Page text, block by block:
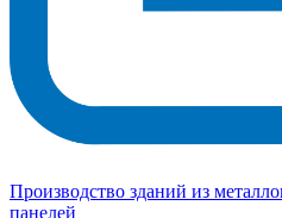
Производство зданий из
панелей